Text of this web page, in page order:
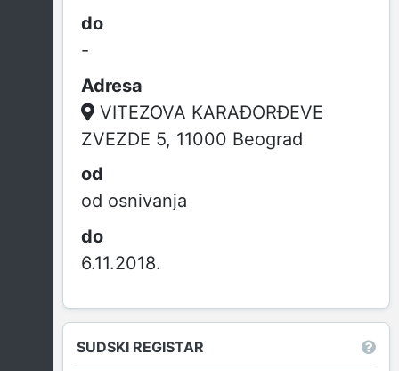
-
VITEZOVA KARAĐORĐEVE
ZVEZDE 5, 11000 Beograd
od osnivanja
6.11.2018.
SUDSKI REGISTAR